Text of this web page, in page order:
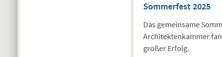
Sommerfest 2025
Das gemeinsame
Architektenkammer
großer Erfolg.